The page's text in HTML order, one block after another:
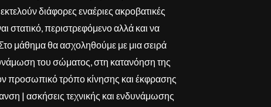
διάφορες εναέριες ακροβατικές
στατικό, περιστρεφόμενο αλλά και να
μάθημα θα ασχοληθούμε με μια σειρά
του σώματος, στη κατανόηση της
προσωπικό τρόπο κίνησης και έκφρασης
| ασκήσεις τεχνικής και ενδυνάμωσης